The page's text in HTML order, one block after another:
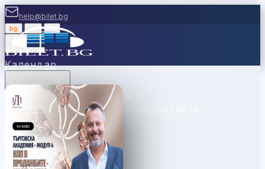
help@bilet.bg
bg |
Вход
Календар
Категории
Места КасиПродавайте с
нас
ВаучериНовини